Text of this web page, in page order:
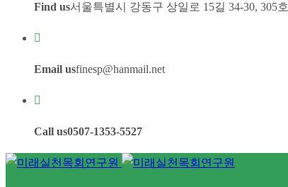
Find us서울특별시 강동구 상일로 15길 34-30, 305호
Email usfinesp@hanmail.net
Call us0507-1353-5527